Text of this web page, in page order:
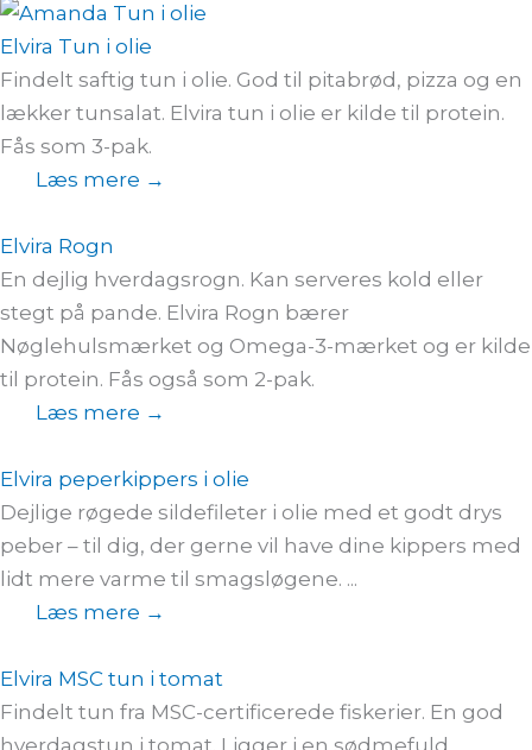
Elvira Tun i olie
Findelt saftig tun i olie. God til pitabrød, pizza og en
lækker tunsalat. Elvira tun i olie er kilde til protein.
Fås som 3-pak.
Læs mere →
Elvira Rogn
En dejlig hverdagsrogn. Kan serveres kold eller
stegt på pande. Elvira Rogn bærer
Nøglehulsmærket og Omega-3-mærket og er kilde
til protein. Fås også som 2-pak.
Læs mere →
Elvira peperkippers i olie
Dejlige røgede sildefileter i olie med et godt drys
peber – til dig, der gerne vil have dine kippers med
lidt mere varme til smagsløgene. ...
Læs mere →
Elvira MSC tun i tomat
Findelt tun fra MSC-certificerede fiskerier. En god
hverdagstun i tomat. Ligger i en sødmefuld